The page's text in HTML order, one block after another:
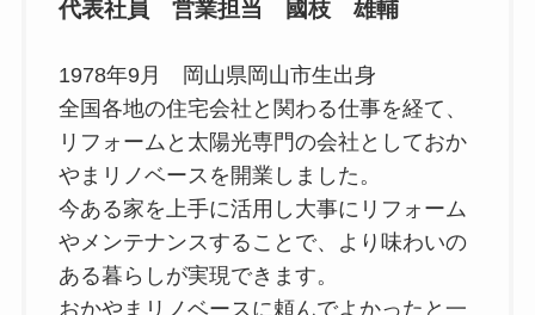
代表社員 営業担当 國枝 雄輔
1978年9月 岡山県岡山市生出身
全国各地の住宅会社と関わる仕事を経て、
リフォームと太陽光専門の会社としておか
やまリノベースを開業しました。
今ある家を上手に活用し大事にリフォーム
やメンテナンスすることで、より味わいの
ある暮らしが実現できます。
おかやまリノベースに頼んでよかったと一